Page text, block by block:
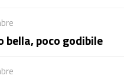
bella, poco godibile